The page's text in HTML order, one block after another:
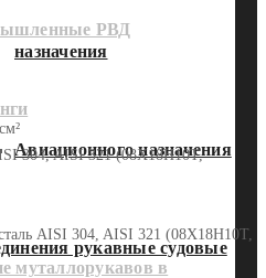
РВД
муталлорукавов в
назначения
Авиационного назначения
рукавные судовые
304, AISI 321 (08Х18Н10Т,
AISI 304, AISI 321 (08Х18Н10Т,